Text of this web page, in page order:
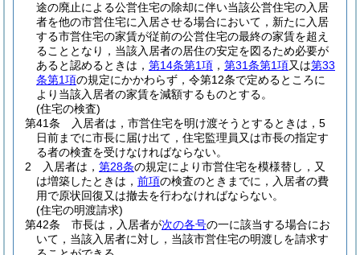
途の廃止による公営住宅の除却に伴い当該公営住宅の入居
者を他の市営住宅に入居させる場合において，新たに入居
する市営住宅の家賃が従前の公営住宅の最終の家賃を超え
ることとなり，当該入居者の居住の安定を図るため必要が
あると認めるときは， 第14条第1項 ， 第31条第1項又は第33
条第1項の規定にかかわらず，令第12条で定めるところに
より当該入居者の家賃を減額するものとする。
(住宅の検査)
第41条
入居者は，市営住宅を明け渡そうとするときは，5
日前までに市長に届け出て，住宅監理員又は市長の指定す
る者の検査を受けなければならない。
2
入居者は， 第28条の規定により市営住宅を模様替し，又
は増築したときは， 前項の検査のときまでに，入居者の費
用で原状回復又は撤去を行わなければならない。
(住宅の明渡請求)
第42条
市長は，入居者が次の各号の一に該当する場合にお
いて，当該入居者に対し，当該市営住宅の明渡しを請求す